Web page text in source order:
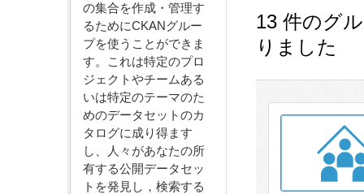
の集合を作成・管理す
るためにCKANグルー
プを使うことができま
す。これは特定のプロ
ジェクトやチームある
いは特定のテーマのた
めのデータセットのカ
タログに成り得ます
し、人々があなたの所
有する公開データセッ
トを発見し，検索する
13 件のグ
りました